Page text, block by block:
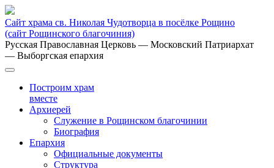
Сайт храма св. Николая Чудотворца в посёлке Рощино
(сайт Рощинского благочиния)
Русская Православная Церковь — Московский Патриархат
— Выборгская епархия
Построим храм
вместе
Архиерей
Служение в Рощинском благочинии
Биография
Епархия
Официальные документы
Структура